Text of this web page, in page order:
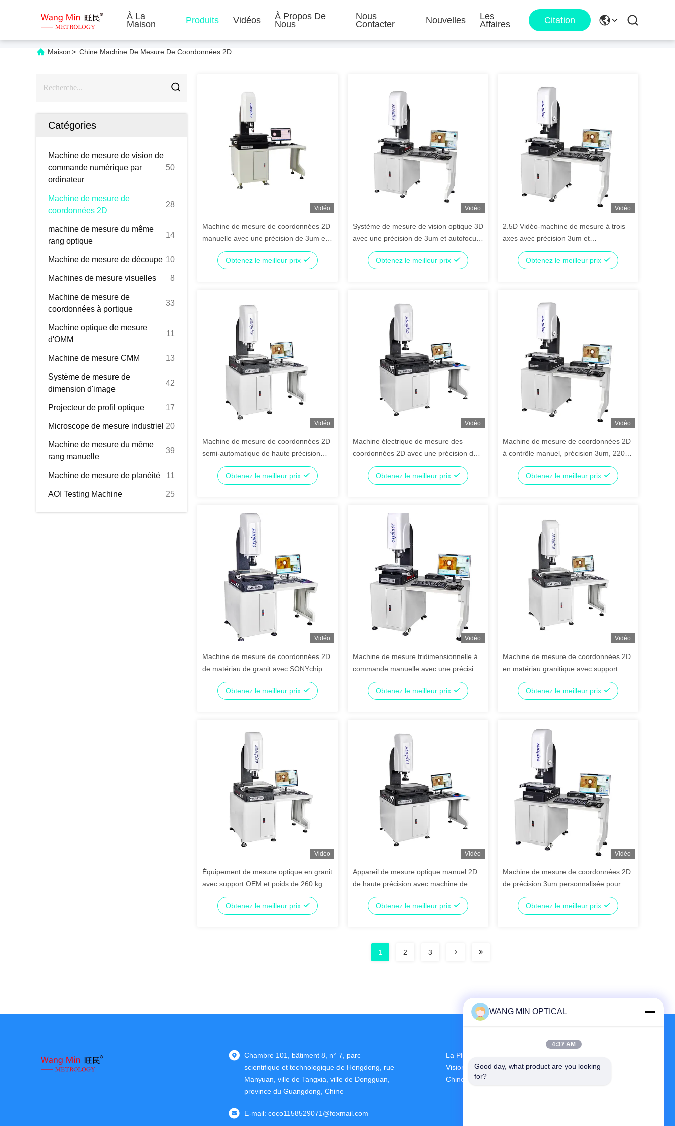
À La
Maison
Produits Vidéos
À Propos De
Nous
Nous
Contacter
Nouvelles
Les
Affaires
Citation
Maison> Chine Machine De Mesure De Coordonnées 2D
Catégories
Machine de mesure de vision de
commande numérique par
ordinateur
50
Machine de mesure de
coordonnées 2D
28
machine de mesure du même
rang optique
14
Machine de mesure de découpe 10
Machines de mesure visuelles 8
Machine de mesure de
coordonnées à portique
33
Machine optique de mesure
d'OMM
11
Machine de mesure CMM 13
Système de mesure de
dimension d'image
42
Projecteur de profil optique 17
Microscope de mesure industriel 20
Machine de mesure du même
rang manuelle
39
Machine de mesure de planéité 11
AOI Testing Machine 25
Vidéo
Machine de mesure de coordonnées 2D
manuelle avec une précision de 3um et
une alimentation de 220V 50Hz pour une
mesure de précision
Obtenez le meilleur prix
Vidéo
Système de mesure de vision optique 3D
avec une précision de 3um et autofocus
pour une installation facile dans
l'électroniqueObtenez le meilleur prix
Vidéo
2.5D Vidéo-machine de mesure à trois
axes avec précision 3um et
fonctionnalité entièrement automatique
Obtenez le meilleur prix
Vidéo
Machine de mesure de coordonnées 2D
semi-automatique de haute précision
avec une précision de 3um, alimentation
220V/50Hz pour l'électricité et les
Obtenez le meilleur prix
Vidéo
Machine électrique de mesure des
coordonnées 2D avec une précision de
5um et une vitesse de 200 mm/s pour la
mesure optique
Obtenez le meilleur prix
Vidéo
Machine de mesure de coordonnées 2D
à contrôle manuel, précision 3um, 220V
50Hz, dispositif de mesure optique
Obtenez le meilleur prix
Vidéo
Machine de mesure de coordonnées 2D
de matériau de granit avec SONYchip1/3
CCD couleur et forme d'anneau LED
Source de lumière froide super brillante
Obtenez le meilleur prix
Vidéo
Machine de mesure tridimensionnelle à
commande manuelle avec une précision
de 3 µm et une alimentation de 220 V
Obtenez le meilleur prix
Vidéo
Machine de mesure de coordonnées 2D
en matériau granitique avec support
OEM ODM et garantie de 3 ans
Obtenez le meilleur prix
Vidéo
Équipement de mesure optique en granit
avec support OEM et poids de 260 kg
pour unité ophtalmologique
Obtenez le meilleur prix
Vidéo
Appareil de mesure optique manuel 2D
de haute précision avec machine de
mesure tridimensionnelle en matériau
granit
Obtenez le meilleur prix
Vidéo
Machine de mesure de coordonnées 2D
de précision 3um personnalisée pour
l'inspection de téléphones mobiles
Obtenez le meilleur prix
1 2 3
Chambre 101, bâtiment 8, n° 7, parc
scientifique et technologique de Hengdong, rue
Manyuan, ville de Tangxia, ville de Dongguan,
province du Guangdong, Chine
E-mail: coco1158529071@foxmail.com
La Plus Grande R & D Et La Production CNC
Vision Measuring Machine Fournisseur En
Chine
WANG MIN OPTICAL
4:37 AM
Good day, what product are you looking
for?